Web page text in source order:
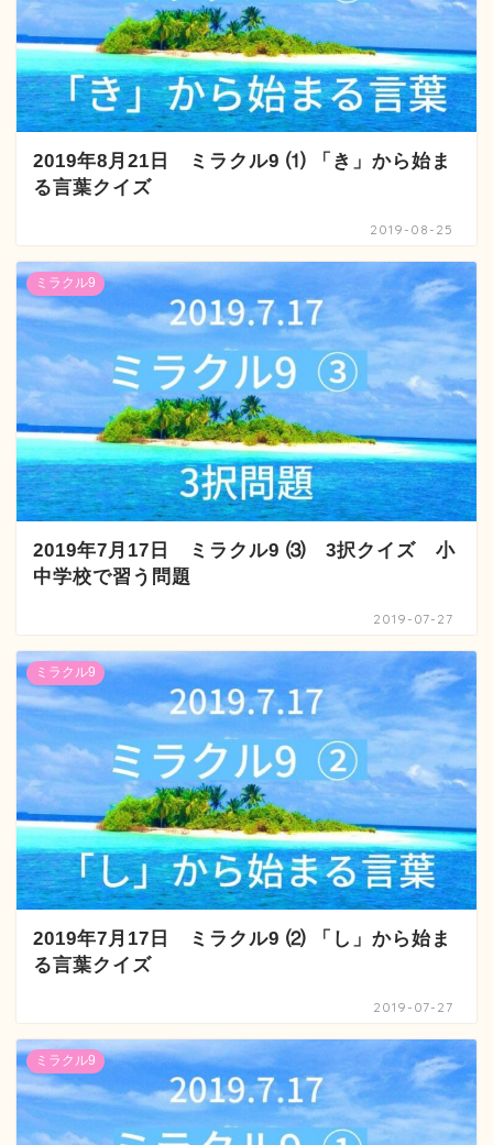
2019年8月21日 ミラクル9 ⑴ 「き」から始ま
る言葉クイズ
2019-08-25
ミラクル9
2019年7月17日 ミラクル9 ⑶ 3択クイズ 小
中学校で習う問題
2019-07-27
ミラクル9
2019年7月17日 ミラクル9 ⑵ 「し」から始ま
る言葉クイズ
2019-07-27
ミラクル9